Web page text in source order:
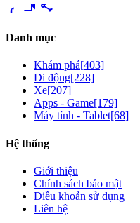
videocam share
Danh mục
Khám phá[403]
Di động[228]
Xe[207]
Apps - Game[179]
Máy tính - Tablet[68]
Hệ thống
Giới thiệu
Chính sách bảo mật
Điều khoản sử dụng
Liên hệ